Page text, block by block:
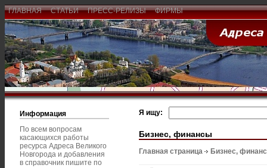
ГЛАВНАЯ СТАТЬИ ПРЕСС-РЕЛИЗЫ ФИРМЫ
Информация
По всем вопросам
касающихся работы
ресурса Адреса Великого
Новгорода и добавления
в справочник пишите по
Я ищу:
Бизнес, финансы
Главная страница Бизнес,